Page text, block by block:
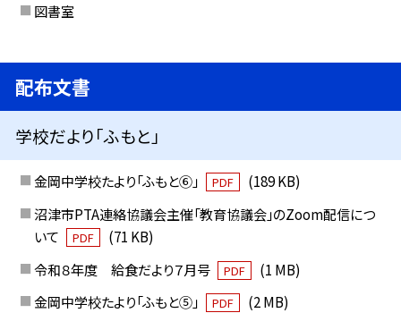
図書室
配布文書
学校だより「ふもと」
金岡中学校たより「ふもと⑥」 PDF
(189 KB)
沼津市PTA連絡協議会主催「教育協議会」のZoom配信につ
いて
PDF
(71 KB)
令和８年度 給食だより７月号
PDF
(1 MB)
金岡中学校たより「ふもと⑤」
PDF
(2 MB)